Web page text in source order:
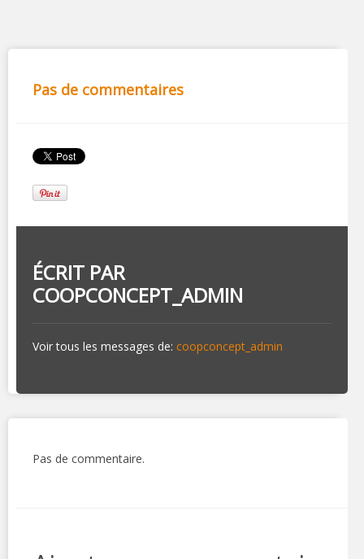
Pas de commentaires
ÉCRIT PAR
COOPCONCEPT_ADMIN
Voir tous les messages de: coopconcept_admin
Pas de commentaire.